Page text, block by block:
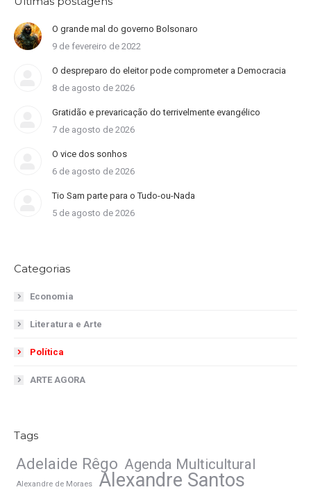
O grande mal do governo Bolsonaro
9 de fevereiro de 2022
O despreparo do eleitor pode comprometer a Democracia
8 de agosto de 2026
Gratidão e prevaricação do terrivelmente evangélico
7 de agosto de 2026
O vice dos sonhos
6 de agosto de 2026
Tio Sam parte para o Tudo-ou-Nada
5 de agosto de 2026
Categorias
Economia
Literatura e Arte
Política
ARTE AGORA
Tags
Adelaide Rêgo Agenda Multicultural
Alexandre de Moraes Alexandre Santos